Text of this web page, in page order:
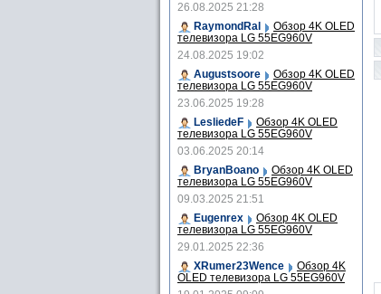
26.08.2025 21:28
RaymondRal
Обзор 4K OLED
телевизора LG 55EG960V
24.08.2025 19:02
Augustsoore
Обзор 4K OLED
телевизора LG 55EG960V
23.06.2025 19:28
LesliedeF
Обзор 4K OLED
телевизора LG 55EG960V
03.06.2025 20:14
BryanBoano
Обзор 4K OLED
телевизора LG 55EG960V
09.03.2025 21:51
Eugenrex
Обзор 4K OLED
телевизора LG 55EG960V
29.01.2025 22:36
XRumer23Wence
Обзор 4K
OLED телевизора LG 55EG960V